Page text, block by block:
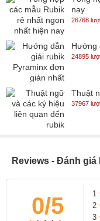
nay
26768
Hướng
24895
Thuật
37967
0/5 1
2
3